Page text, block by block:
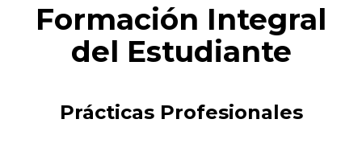
Formación Integral
del Estudiante
Prácticas Profesionales